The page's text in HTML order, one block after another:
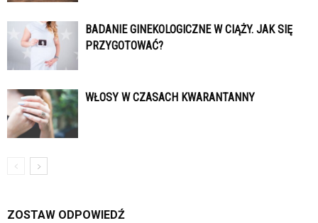
BADANIE GINEKOLOGICZNE W CIĄŻY. JAK SIĘ
PRZYGOTOWAĆ?
WŁOSY W CZASACH KWARANTANNY
ZOSTAW ODPOWIEDŹ